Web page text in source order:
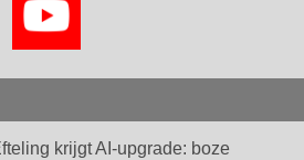
krijgt AI-upgrade: boze